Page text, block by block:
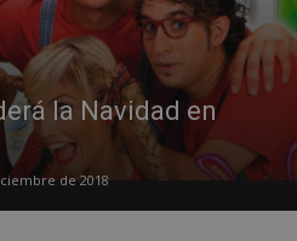
la Navidad en
de 2018